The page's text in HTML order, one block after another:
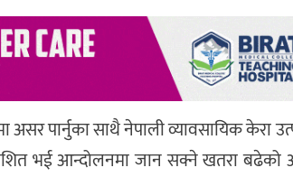
असर पार्नुका साथै नेपाली व्यावसायिक केरा
भई आन्दोलनमा जान सक्ने खतरा बढेको